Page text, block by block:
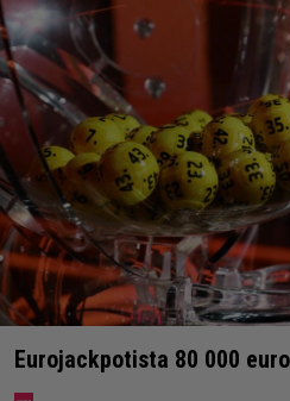
Eurojackpotista 80 000